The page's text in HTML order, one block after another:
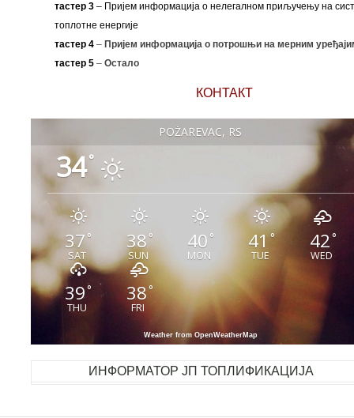
тастер 3– Пријем информација о нелегалном приључењу на
топлотне енергије
тастер 4 – Пријем информација о потрошњи на мерним
тастер 5 – Остало
КОНТАКТ
POŽAREVAC, RS
34°
37°
SAT
38°
SUN
40 °
MON
41°
TUE
42°
WED
39°
THU
38°
FRI
Weather from OpenWeatherMap
ИНФОРМАТОР ЈП ТОПЛИФИКАЦИЈА